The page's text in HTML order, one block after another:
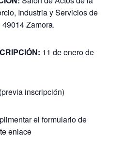
Industria y Servicios de
Zamora.
11 de enero de
(previa inscripción)
el formulario de
enlace